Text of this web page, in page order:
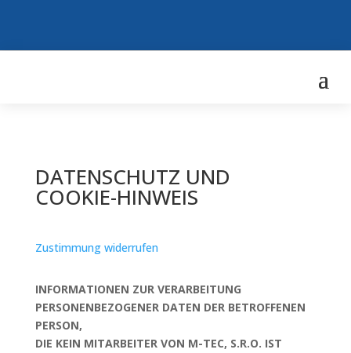
DATENSCHUTZ UND
COOKIE-HINWEIS
Zustimmung widerrufen
INFORMATIONEN ZUR VERARBEITUNG
PERSONENBEZOGENER DATEN DER BETROFFENEN
PERSON,
DIE KEIN MITARBEITER VON M-TEC, S.R.O. IST